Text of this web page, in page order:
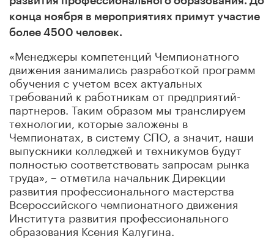
конца ноября в мероприятиях примут участие
более 4500 человек.
«Менеджеры компетенций Чемпионатного
движения занимались разработкой программ
обучения с учетом всех актуальных
требований к работникам от предприятий-
партнеров. Таким образом мы транслируем
технологии, которые заложены в
Чемпионатах, в систему СПО, а значит, наши
выпускники колледжей и техникумов будут
полностью соответствовать запросам рынка
труда», – отметила начальник Дирекции
развития профессионального мастерства
Всероссийского чемпионатного движения
Института развития профессионального
образования Ксения Калугина.